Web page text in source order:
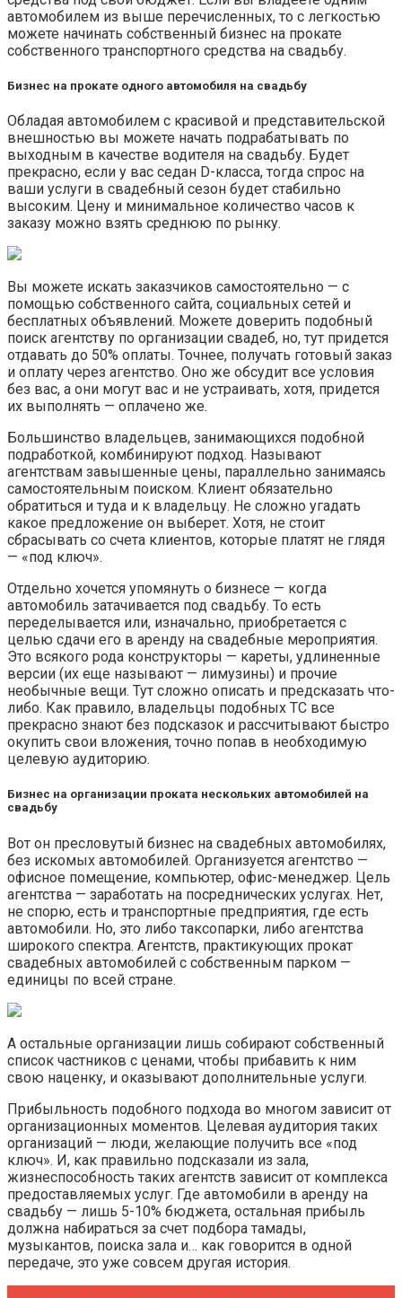
автомобилем из выше перечисленных, то с легкостью
можете начинать собственный бизнес на прокате
собственного транспортного средства на свадьбу.
Бизнес на прокате одного автомобиля на свадьбу
Обладая автомобилем с красивой и представительской
внешностью вы можете начать подрабатывать по
выходным в качестве водителя на свадьбу. Будет
прекрасно, если у вас седан D-класса, тогда спрос на
ваши услуги в свадебный сезон будет стабильно
высоким. Цену и минимальное количество часов к
заказу можно взять среднюю по рынку.
Вы можете искать заказчиков самостоятельно — с
помощью собственного сайта, социальных сетей и
бесплатных объявлений. Можете доверить подобный
поиск агентству по организации свадеб, но, тут придется
отдавать до 50% оплаты. Точнее, получать готовый заказ
и оплату через агентство. Оно же обсудит все условия
без вас, а они могут вас и не устраивать, хотя, придется
их выполнять — оплачено же.
Большинство владельцев, занимающихся подобной
подработкой, комбинируют подход. Называют
агентствам завышенные цены, параллельно занимаясь
самостоятельным поиском. Клиент обязательно
обратиться и туда и к владельцу. Не сложно угадать
какое предложение он выберет. Хотя, не стоит
сбрасывать со счета клиентов, которые платят не глядя
— «под ключ».
Отдельно хочется упомянуть о бизнесе — когда
автомобиль затачивается под свадьбу. То есть
переделывается или, изначально, приобретается с
целью сдачи его в аренду на свадебные мероприятия.
Это всякого рода конструкторы — кареты, удлиненные
версии (их еще называют — лимузины) и прочие
необычные вещи. Тут сложно описать и предсказать что-
либо. Как правило, владельцы подобных ТС все
прекрасно знают без подсказок и рассчитывают быстро
окупить свои вложения, точно попав в необходимую
целевую аудиторию.
Бизнес на организации проката нескольких автомобилей на
свадьбу
Вот он пресловутый бизнес на свадебных автомобилях,
без искомых автомобилей. Организуется агентство —
офисное помещение, компьютер, офис-менеджер. Цель
агентства — заработать на посреднических услугах. Нет,
не спорю, есть и транспортные предприятия, где есть
автомобили. Но, это либо таксопарки, либо агентства
широкого спектра. Агентств, практикующих прокат
свадебных автомобилей с собственным парком —
единицы по всей стране.
А остальные организации лишь собирают собственный
список частников с ценами, чтобы прибавить к ним
свою наценку, и оказывают дополнительные услуги.
Прибыльность подобного подхода во многом зависит от
организационных моментов. Целевая аудитория таких
организаций — люди, желающие получить все «под
ключ». И, как правильно подсказали из зала,
жизнеспособность таких агентств зависит от комплекса
предоставляемых услуг. Где автомобили в аренду на
свадьбу — лишь 5-10% бюджета, остальная прибыль
должна набираться за счет подбора тамады,
музыкантов, поиска зала и… как говорится в одной
передаче, это уже совсем другая история.